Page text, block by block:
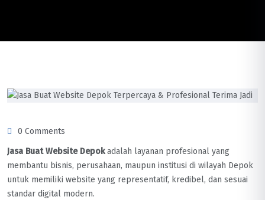
0 Comments
Jasa Buat Website Depokadalah layanan profesional yang
membantu bisnis, perusahaan, maupun institusi di wilayah Depok
untuk memiliki website yang representatif, kredibel, dan sesuai
standar digital modern.